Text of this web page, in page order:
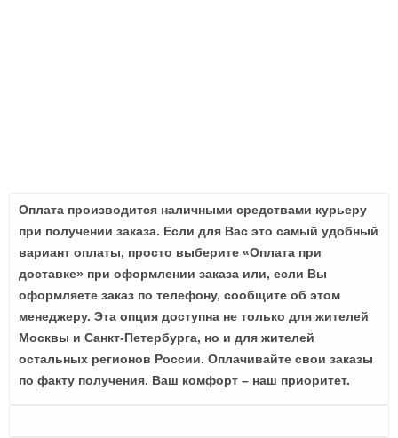
Оплата производится наличными средствами курьеру
при получении заказа. Если для Вас это самый удобный
вариант оплаты, просто выберите «Оплата при
доставке» при оформлении заказа или, если Вы
оформляете заказ по телефону, сообщите об этом
менеджеру. Эта опция доступна не только для жителей
Москвы и Санкт-Петербурга, но и для жителей
остальных регионов России. Оплачивайте свои заказы
по факту получения. Ваш комфорт – наш приоритет.